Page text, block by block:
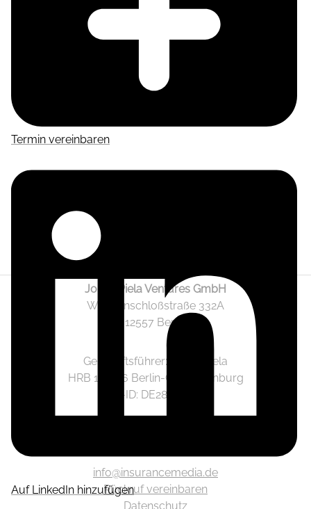
Termin vereinbaren
Auf LinkedIn hinzufügen
Jonas Piela Ventures GmbH
Wendenschloßstraße 332A
12557 Berlin
Geschäftsführer: Jonas Piela
HRB 141236 Berlin-Charlottenburg
Ust.-ID: DE282633825
info@insurancemedia.de
Rückruf vereinbaren
Datenschutz